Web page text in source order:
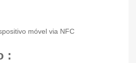
móvel via NFC
: